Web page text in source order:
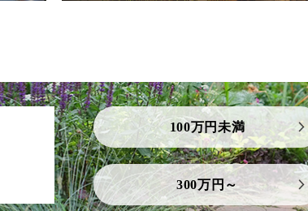
100万円未満
300万円～